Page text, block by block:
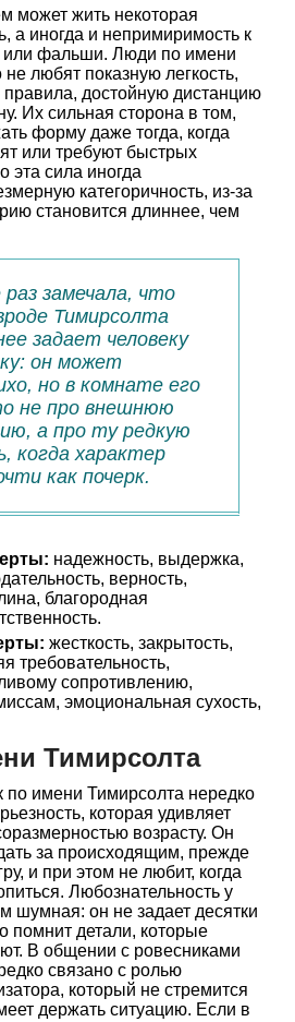
может жить некоторая
а иногда и непримиримость к
или фальши. Люди по имени
любят показную легкость,
достойную дистанцию
Их сильная сторона в том,
форму даже тогда, когда
или требуют быстрых
сила иногда
категоричность, из-за
становится длиннее, чем
замечала, что
Тимирсолта
задает человеку
он может
но в комнате его
не про внешнюю
а про ту редкую
когда характер
как почерк.
надежность, выдержка,
верность,
благородная
жесткость, закрытость,
требовательность,
сопротивлению,
эмоциональная сухость,
Тимирсолта
по имени Тимирсолта нередко
которая удивляет
возрасту. Он
за происходящим, прежде
и при этом не любит, когда
Любознательность у
шумная: он не задает десятки
помнит детали, которые
В общении с ровесниками
связано с ролью
который не стремится
держать ситуацию. Если в